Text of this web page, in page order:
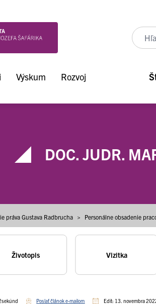
Výskum Rozvoj
DOC. JUDR.
práva Gustava Radbrucha > Personálne obsadenie
Životopis Vizitka
Poslať článok e-mailom Edit: 13. novembra